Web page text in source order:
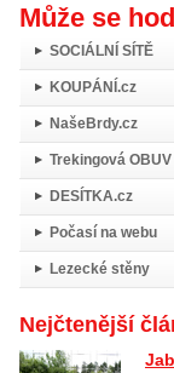
Může se
SOCIÁLNÍ SÍTĚ
KOUPÁNÍ.cz
NašeBrdy.cz
Trekingová OBUV
DESÍTKA.cz
Počasí na webu
Lezecké stěny
Nejčtenější